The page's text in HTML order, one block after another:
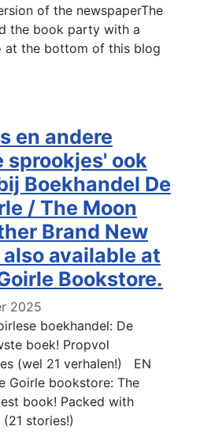
of the newspaperThe
the book party with a
at the bottom of this blog
en andere
ook
Boekhandel De
/ The Moon
Brand New
available at
Bookstore.
2025
boekhandel: De
boek! Propvol
(wel 21 verhalen!) EN
Goirle bookstore: The
book! Packed with
stories!)